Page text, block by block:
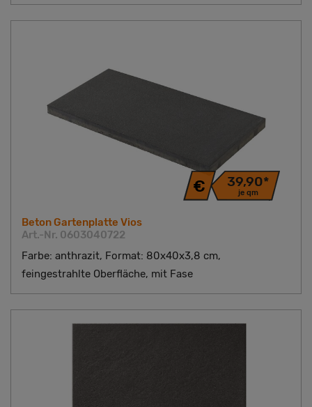
39,90*
je qm
Beton Gartenplatte Vios
Art.-Nr. 0603040722
Farbe: anthrazit, Format: 80x40x3,8 cm,
feingestrahlte Oberfläche, mit Fase